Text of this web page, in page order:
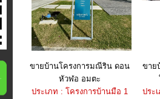
ขายบ้านโครงการมณีริน ดอน
หัวฬอ อมตะ
ประเภท : โครงการบ้านมือ 1
ขาย
ประ